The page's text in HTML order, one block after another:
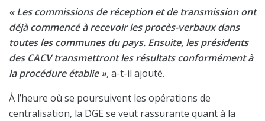
« Les commissions de réception et de transmission ont
déjà commencé à recevoir les procès-verbaux dans
toutes les communes du pays. Ensuite, les présidents
des CACV transmettront les résultats conformément à
la procédure établie », a-t-il ajouté.
À l’heure où se poursuivent les opérations de
centralisation, la DGE se veut rassurante quant à la